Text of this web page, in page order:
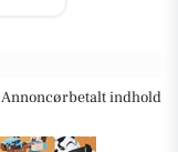
Annoncørbetalt indhold